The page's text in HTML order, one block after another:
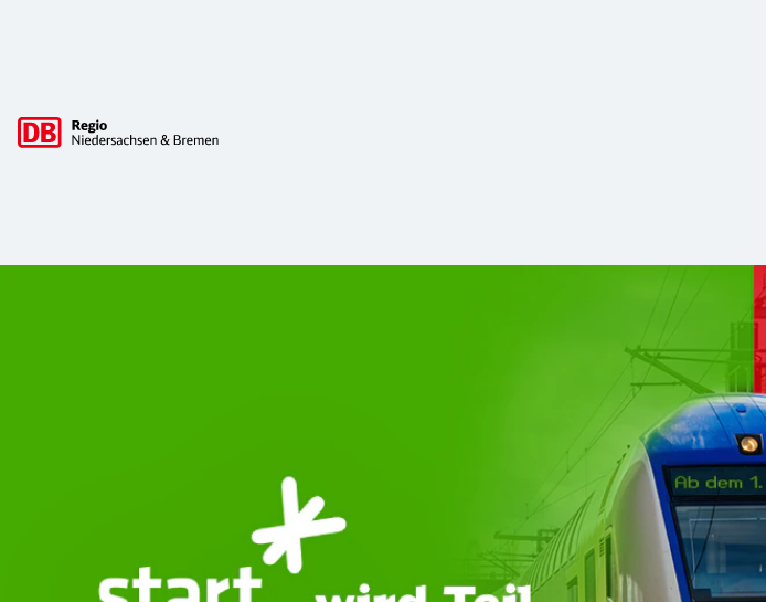
Start Unterelbe und Start Niedersachsen Mitte kommen zu
Ab August 2026 ist Start Teil der DB Regio. Ziel ist ein stabilerer und zukunftsfähiger